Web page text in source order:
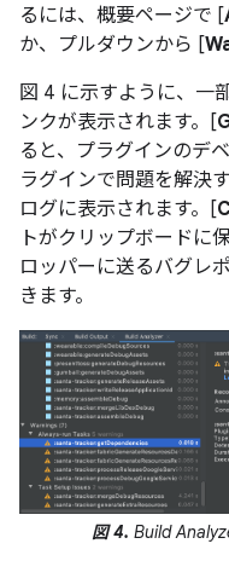
るには、概要ページで [
か、プルダウンから [
図 4 に示すように、一
ンクが表示されます。[
ると、プラグインのデ
ラグインで問題を解決
ログに表示されます。[
トがクリップボードに
ロッパーに送るバグレ
きます。
図 4. Build